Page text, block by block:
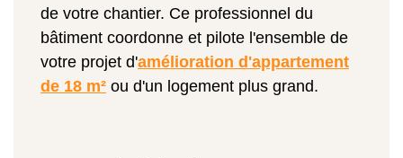
de votre chantier. Ce professionnel du
bâtiment coordonne et pilote l'ensemble de
votre projet d'amélioration d'appartement
de 18 m² ou d'un logement plus grand.